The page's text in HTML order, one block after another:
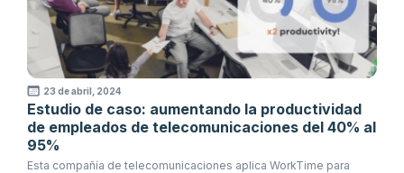
23 de abril, 2024
Estudio de caso: aumentando la productividad
de empleados de telecomunicaciones del 40% al
95%
Esta compañía de telecomunicaciones aplica WorkTime para